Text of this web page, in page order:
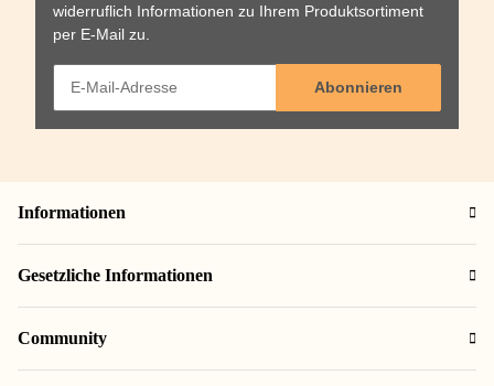
widerruflich Informationen zu Ihrem Produktsortiment
per E-Mail zu.
Abonnieren
Informationen
Gesetzliche Informationen
Community